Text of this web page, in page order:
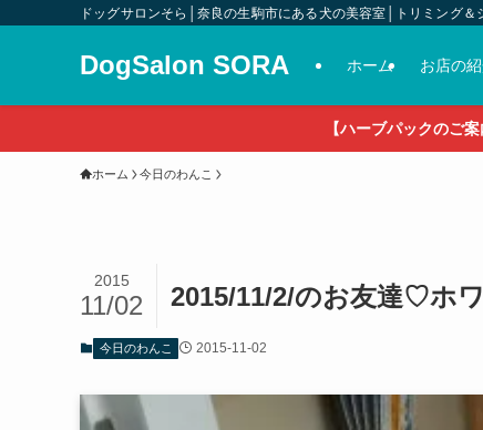
ドッグサロンそら│奈良の生駒市にある犬の美容室│トリミング
DogSalon SORA ホーム お店の
【ハーブパックのご
ホーム 今日のわんこ
2015/11/2/のお友達♡ホ
2015
11/02
今日のわんこ 2015-11-02